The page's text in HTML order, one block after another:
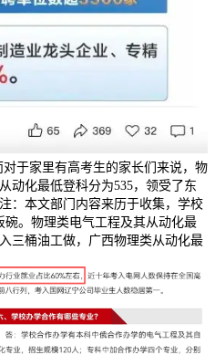
于家里有高考生的家长们来说，物
动化最低登科分为535，领受了东
：本文部门内容来历于收集，学校
。物理类电气工程及其从动化最
三桶油工做，广西物理类从动化最